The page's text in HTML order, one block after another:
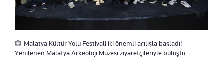
Malatya Kültür Yolu Festivali iki önemli açılışla başladı!
Yenilenen Malatya Arkeoloji Müzesi ziyaretçileriyle buluştu